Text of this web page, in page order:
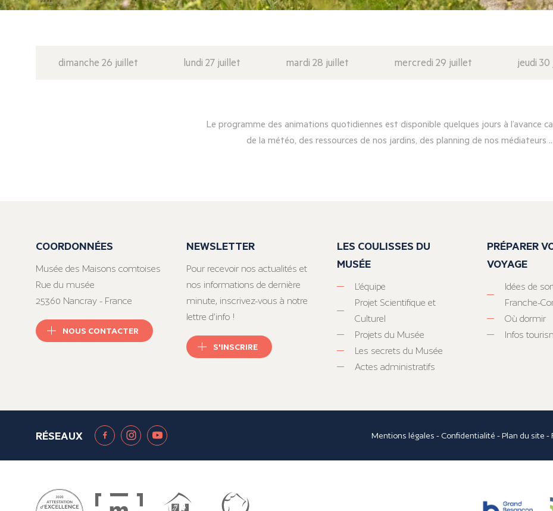
dimanche 26 juillet lundi 27 juillet mardi 28 juillet mercredi 29 juillet jeudi
Le programme des animations quotidiennes est disponible quelques jours à l’avance
de la météo, des ressources de nos jardins, des planning de nos médiateurs ...
COORDONNÉES
Musée des Maisons comtoises
Rue du musée
25360 Nancray - France
NOUS CONTACTER
NEWSLETTER
Pour recevoir nos actualités et
nos informations de dernière
minute, inscrivez-vous à notre
lettre d’info !
S'INSCRIRE
LES COULISSES DU
MUSÉE
L’équipe
Projet Scientifique et
Culturel
Projets du Musée
Les secrets du Musée
Actes administratifs
PRÉPARER
VOYAGE
Idées de
Franche-
Où dormir
Infos
RÉSEAUX Mentions légales - Confidentialité -Plan du site -